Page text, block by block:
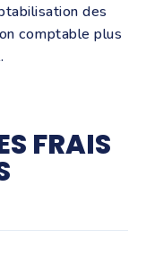
des
comptable plus
FRAIS